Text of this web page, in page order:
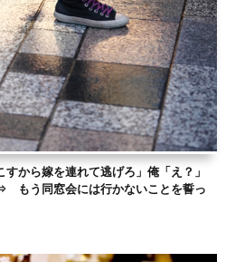
から嫁を連れて逃げろ」俺「え？」
もう同窓会には行かないことを誓っ